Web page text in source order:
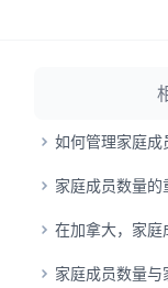
如何管理家庭成
家庭成员数量的
在加拿大，家庭
家庭成员数量与